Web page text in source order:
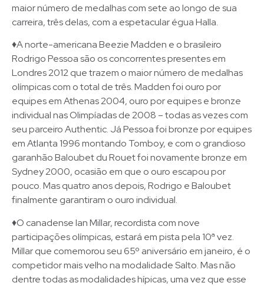
maior número de medalhas com sete ao longo de sua
carreira, três delas, com a espetacular égua Halla.
♦A norte-americana Beezie Madden e o brasileiro
Rodrigo Pessoa são os concorrentes presentes em
Londres 2012 que trazem o maior número de medalhas
olímpicas com o total de três. Madden foi ouro por
equipes em Athenas 2004, ouro por equipes e bronze
individual nas Olimpíadas de 2008 – todas as vezes com
seu parceiro Authentic. Já Pessoa foi bronze por equipes
em Atlanta 1996 montando Tomboy, e com o grandioso
garanhão Baloubet du Rouet foi novamente bronze em
Sydney 2000, ocasião em que o ouro escapou por
pouco. Mas quatro anos depois, Rodrigo e Baloubet
finalmente garantiram o ouro individual.
♦O canadense Ian Millar, recordista com nove
participações olímpicas, estará em pista pela 10ª vez.
Millar que comemorou seu 65º aniversário em janeiro, é o
competidor mais velho na modalidade Salto. Mas não
dentre todas as modalidades hípicas, uma vez que esse